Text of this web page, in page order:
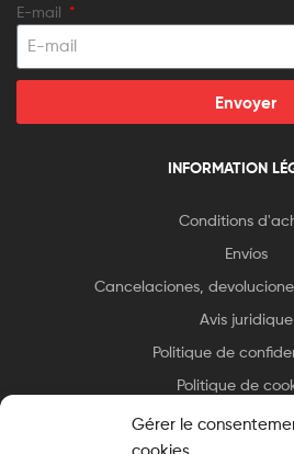
Gérer le
E-mail
Envoyer
INFORMATION
Conditions
Envíos
Cancelaciones,
Avis juridique
Politique de
Politique de